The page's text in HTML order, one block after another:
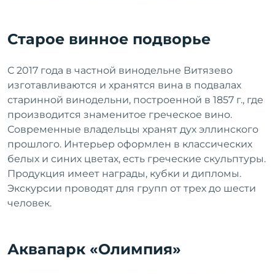
Старое винное подворье
С 2017 года в частной винодельне Витязево
изготавливаются и хранятся вина в подвалах
старинной винодельни, построенной в 1857 г., где
производится знаменитое греческое вино.
Современные владельцы хранят дух эллинского
прошлого. Интерьер оформлен в классических
белых и синих цветах, есть греческие скульптуры.
Продукция имеет награды, кубки и дипломы.
Экскурсии проводят для групп от трех до шести
человек.
Аквапарк «Олимпия»